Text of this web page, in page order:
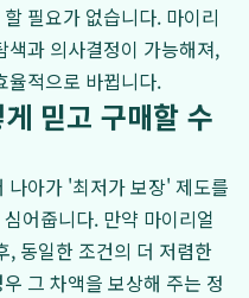
필요가 없습니다. 마이리
색과 의사결정이 가능해져,
율적으로 바뀝니다.
믿고 구매할 수
나아가 '최저가 보장' 제도를
어줍니다. 만약 마이리얼
동일한 조건의 더 저렴한
그 차액을 보상해 주는 정